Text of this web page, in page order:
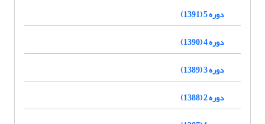
دوره 5 (1391)
دوره 4 (1390)
دوره 3 (1389)
دوره 2 (1388)